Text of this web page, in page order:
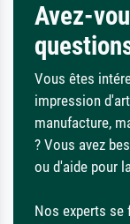
Avez-
Vous êtes
impression
manufacture,
? Vous avez
ou d'aide pour
Nos experts se